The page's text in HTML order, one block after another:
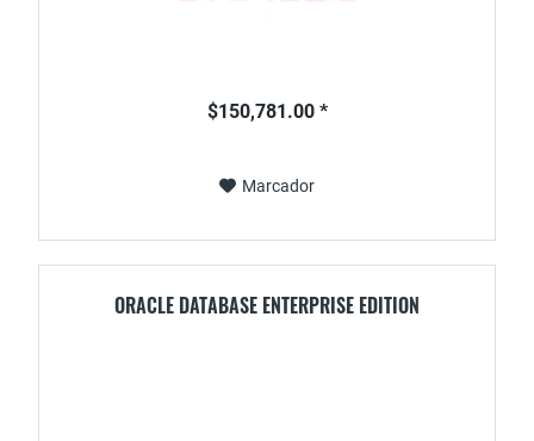
$150,781.00 *
Marcador
ORACLE DATABASE ENTERPRISE EDITION